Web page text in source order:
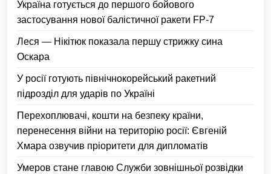
Україна готується до першого бойового
застосування нової балістичної ракети FP-7
Леся — Нікітюк показала першу стрижку сина
Оскара
У росії готують північнокорейський ракетний
підрозділ для ударів по Україні
Перехоплювачі, кошти на безпеку країни,
перенесення війни на територію росії: Євгеній
Хмара озвучив пріоритети для дипломатів
Умеров стане главою Служби зовнішньої розвідки